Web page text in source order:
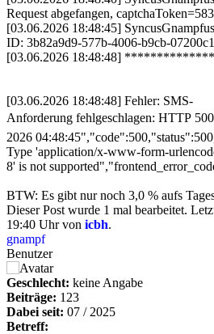
Request abgefangen,
[03.06.2026 18:48:45]
ID: 3b82a9d9-577b-4006-b9cb-
[03.06.2026 18:48:48]
[03.06.2026 18:48:48] Fehler: SMS-
Anforderung fehlgeschlagen: HTTP 500
2026
Type 'application/x-www-form-
8' is not
BTW: Es gibt nur noch 3,0 % aufs
Dieser Post wurde 1 mal bearbeitet.
19:40 Uhr von icbh.
gnampf
Benutzer
Geschlecht: keine Angabe
Beiträge: 123
Dabei seit: 07 / 2025
Betreff: